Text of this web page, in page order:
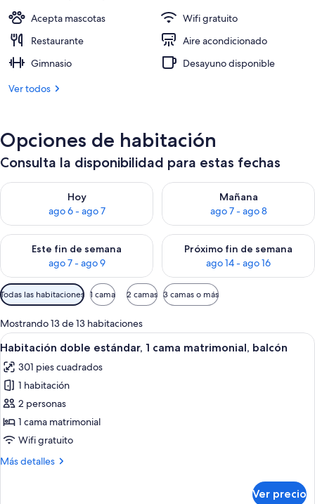
Se sirven desayunos y cenas
Acepta mascotas
Wifi gratuito
Restaurante
Aire acondicionado
Gimnasio
Desayuno disponible
Ver todos
Opciones de habitación
Consulta la disponibilidad para estas fechas
Hoy
ago 6 - ago 7
Consulta la disponibilidad para hoy ago 6 - ago 7
Mañana
ago 7 - ago 8
Consulta la disponibilidad
Este fin de semana
ago 7 - ago 9
Consulta la disponibilidad para este fin de semana ago 7 -
Próximo fin de semana
ago 14 - ago 16
Consulta la disponibilidad
Filtros
disponibles
para
las
habitaciones
Todas las habitaciones 1 cama 2 camas 3 camas o más
Mostrando 13 de 13 habitaciones
Abrir
todas
las
fotos
de
Habitación
doble
1
Habitación de hotel con una cama
4
Habitación doble estándar, 1 cama matrimonial, balcón
301 pies cuadrados
1 habitación
2 personas
1 cama matrimonial
Wifi gratuito
Más detalles
Más
Ver precio